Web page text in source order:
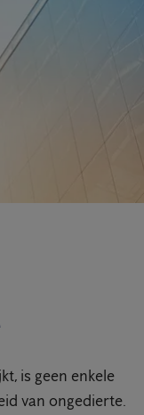
is geen enkele
van ongedierte.